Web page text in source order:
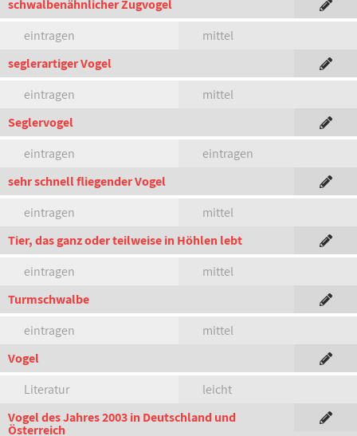
schwalbenähnlicher Zugvogel
eintragen
mittel
seglerartiger Vogel
eintragen
mittel
Seglervogel
eintragen
eintragen
sehr schnell fliegender Vogel
eintragen
mittel
Tier, das ganz oder teilweise in Höhlen lebt
eintragen
mittel
Turmschwalbe
eintragen
mittel
Vogel
Literatur
leicht
Vogel des Jahres 2003 in Deutschland und
Österreich